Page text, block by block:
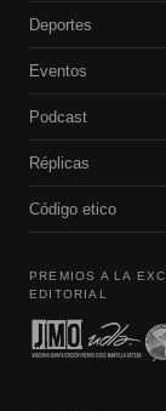
Deportes
Eventos
Podcast
Réplicas
Código etico
PREMIOS A LA
EDITORIAL